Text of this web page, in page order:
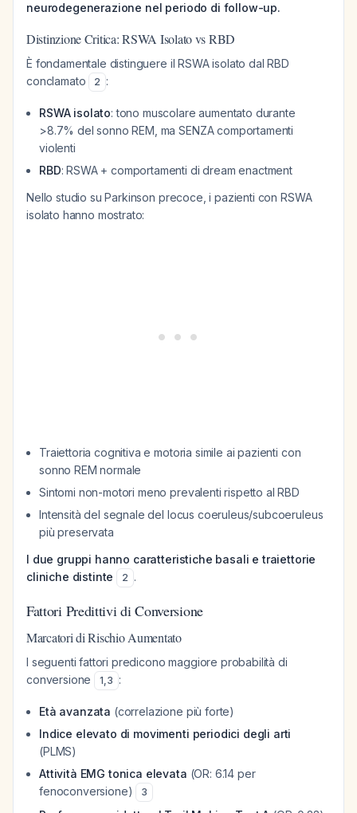
neurodegenerazione nel periodo di follow-up.
Distinzione Critica: RSWA Isolato vs RBD
È fondamentale distinguere il RSWA isolato dal RBD
conclamato
2 :
RSWA isolato: tono muscolare aumentato durante
>8.7% del sonno REM, ma SENZA comportamenti
violenti
RBD: RSWA + comportamenti di dream enactment
Nello studio su Parkinson precoce, i pazienti con RSWA
isolato hanno mostrato:
Traiettoria cognitiva e motoria simile ai pazienti con
sonno REM normale
Sintomi non-motori meno prevalenti rispetto al RBD
Intensità del segnale del locus coeruleus/subcoeruleus
più preservata
I due gruppi hanno caratteristiche basali e traiettorie
cliniche distinte
2 .
Fattori Predittivi di Conversione
Marcatori di Rischio Aumentato
I seguenti fattori predicono maggiore probabilità di
conversione
1,3 :
Età avanzata (correlazione più forte)
Indice elevato di movimenti periodici degli arti
(PLMS)
Attività EMG tonica elevata (OR: 6.14 per
fenoconversione)
3